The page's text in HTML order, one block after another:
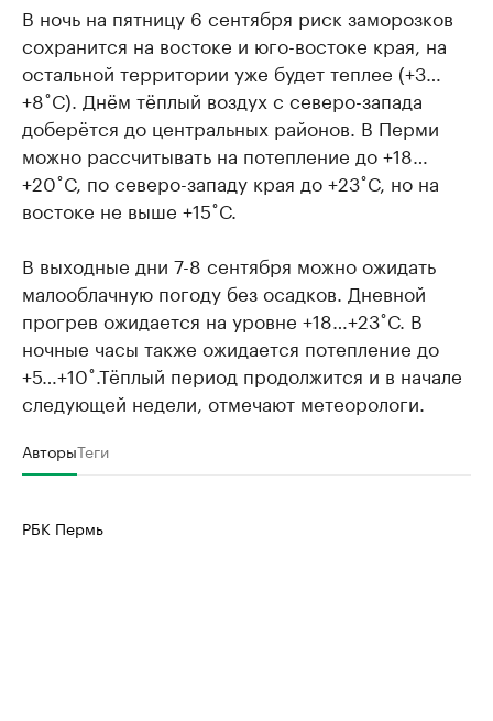
В ночь на пятницу 6 сентября риск заморозков
сохранится на востоке и юго-востоке края, на
остальной территории уже будет теплее (+3…
+8˚С). Днём тёплый воздух с северо-запада
доберётся до центральных районов. В Перми
можно рассчитывать на потепление до +18…
+20˚С, по северо-западу края до +23˚С, но на
востоке не выше +15˚С.
В выходные дни 7-8 сентября можно ожидать
малооблачную погоду без осадков. Дневной
прогрев ожидается на уровне +18…+23˚С. В
ночные часы также ожидается потепление до
+5…+10˚.Тёплый период продолжится и в начале
следующей недели, отмечают метеорологи.
АвторыТеги
РБК Пермь